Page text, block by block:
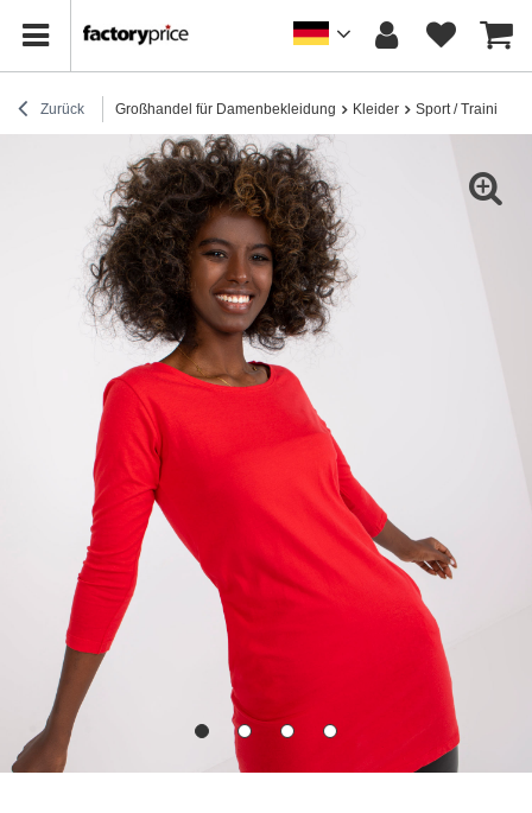
Zurück Großhandel für Damenbekleidung Kleider Sport /